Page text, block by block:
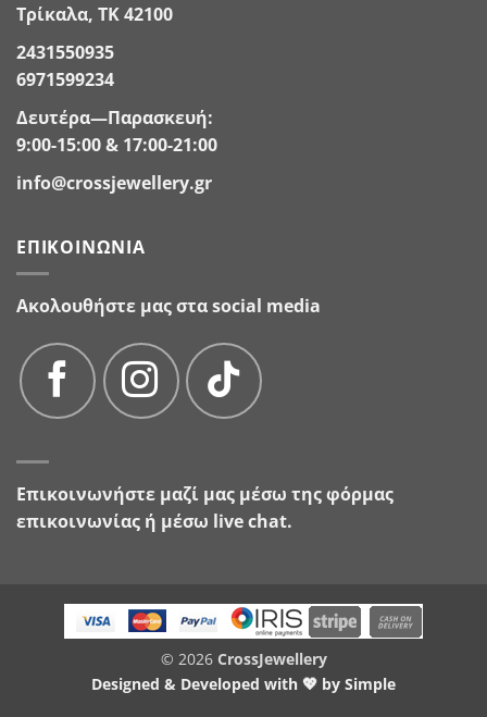
Τρίκαλα, ΤΚ 42100
2431550935
6971599234
Δευτέρα—Παρασκευή:
9:00-15:00 & 17:00-21:00
info@crossjewellery.gr
ΕΠΙΚΟΙΝΩΝΊΑ
Ακολουθήστε μας στα social media
Επικοινωνήστε μαζί μας μέσω τηςφόρμας
επικοινωνίας ή μέσω live chat.
© 2026 CrossJewellery
Designed & Developed with 💖 by Simple